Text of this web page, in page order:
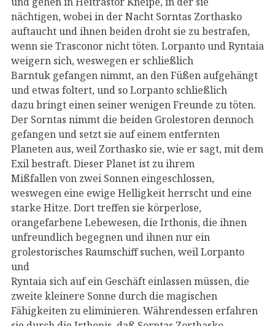
nächtigen, wobei in der Nacht Sorntas Zorthasko
auftaucht und ihnen beiden droht sie zu bestrafen,
wenn sie Trasconor nicht töten. Lorpanto und Ryntaia
weigern sich, weswegen er schließlich
Barntuk gefangen nimmt, an den Füßen aufgehängt
und etwas foltert, und so Lorpanto schließlich
dazu bringt einen seiner wenigen Freunde zu töten.
Der Sorntas nimmt die beiden Grolestoren dennoch
gefangen und setzt sie auf einem entfernten
Planeten aus, weil Zorthasko sie, wie er sagt, mit dem
Exil bestraft. Dieser Planet ist zu ihrem
Mißfallen von zwei Sonnen eingeschlossen,
weswegen eine ewige Helligkeit herrscht und eine
starke Hitze. Dort treffen sie körperlose,
orangefarbene Lebewesen, die Irthonis, die ihnen
unfreundlich begegnen und ihnen nur ein
grolestorisches Raumschiff suchen, weil Lorpanto
und
Ryntaia sich auf ein Geschäft einlassen müssen, die
zweite kleinere Sonne durch die magischen
Fähigkeiten zu eliminieren. Währendessen erfahren